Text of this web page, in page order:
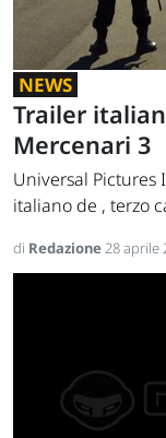
NEWS
Trailer
Mercenari 3
Universal Pictures
italiano de , terzo
di Redazione28 aprile